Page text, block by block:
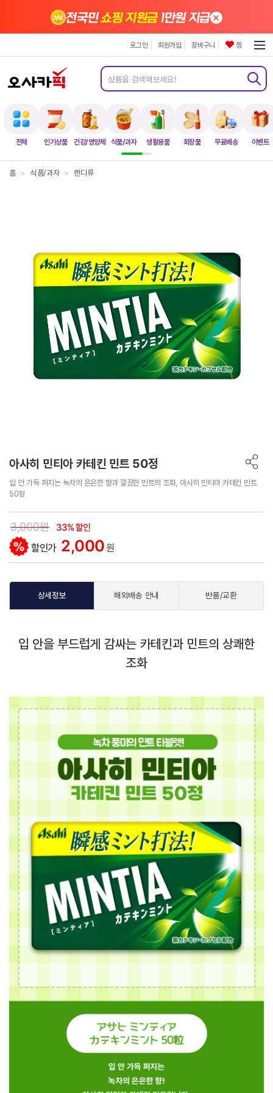
전체 인기상품 건강/영양제 식품/과자 생활용품 화장품 무료배송 이벤트
전국민쇼핑 지원금1만원 지급×
로그인 회원가입 장바구니 찜
홈 > 식품/과자 > 캔디류
아사히 민티아 카테킨 민트 50정
입 안 가득 퍼지는 녹차의 은은한 향과 깔끔한 민트의 조화, 아사히 민티아 카테킨 민트
50정
3,000원 33% 할인
할인가 2,000원
상세정보 해외배송 안내 반품/교환
입 안을 부드럽게 감싸는 카테킨과 민트의 상쾌한
조화